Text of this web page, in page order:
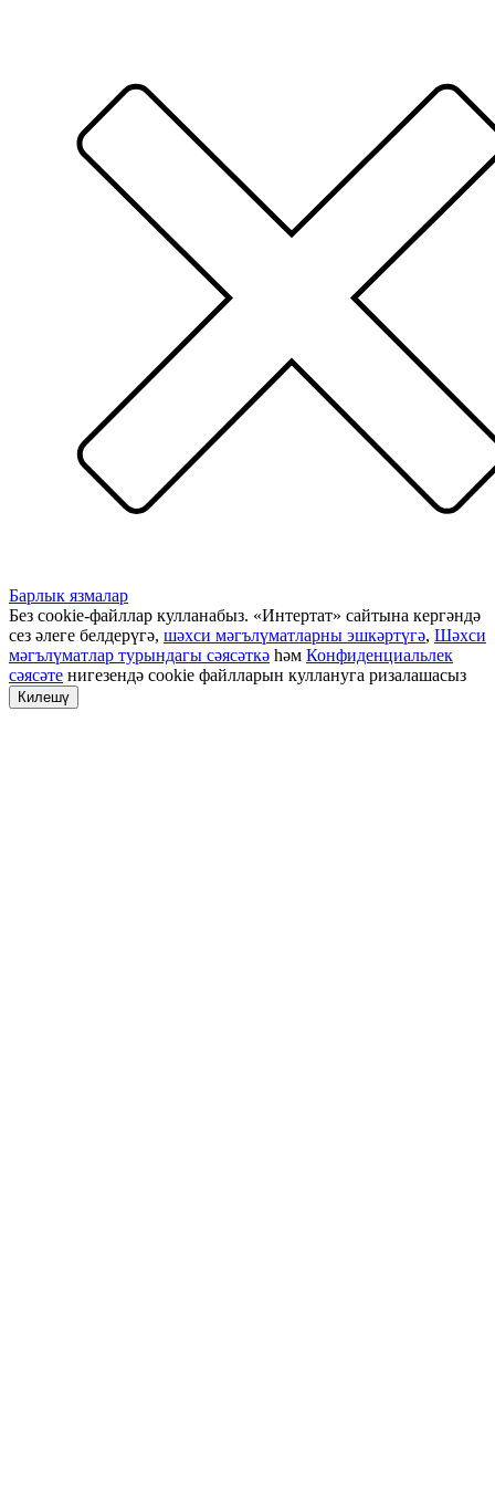
Барлык язмалар
Без cookie-файллар кулланабыз. «Интертат» сайтына кергәндә
сез әлеге белдерүгә, шәхси мәгълүматларны эшкәртүгә, Шәхси
мәгълүматлар турындагы сәясәткә һәм Конфиденциальлек
сәясәте нигезендә cookie файлларын куллануга ризалашасыз
Килешү